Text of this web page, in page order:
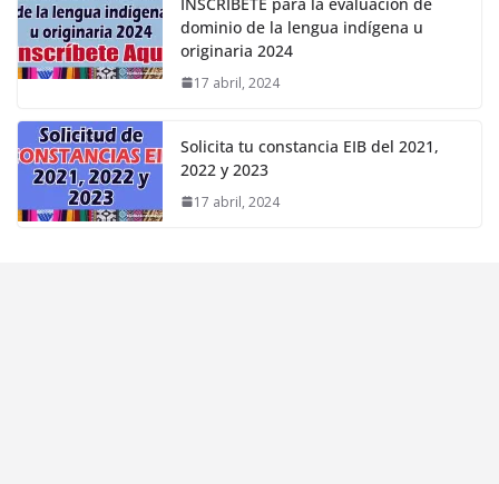
dominio de la lengua indígena u
originaria 2024
17 abril, 2024
Solicita tu constancia EIB del 2021,
2022 y 2023
17 abril, 2024